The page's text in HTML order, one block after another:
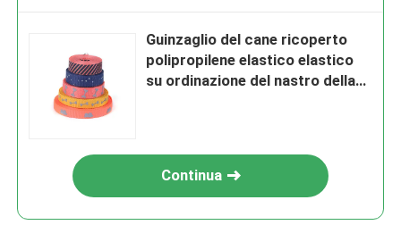
Guinzaglio del cane ricoperto
polipropilene elastico elastico
su ordinazione del nastro della
Continua